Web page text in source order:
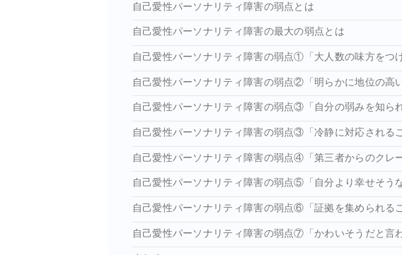
自己愛性パーソナリティ障害の弱点とは
自己愛性パーソナリティ障害の最大の弱点とは
自己愛性パーソナリティ障害の弱点①「大人数の味方をつ
自己愛性パーソナリティ障害の弱点②「明らかに地位の高
自己愛性パーソナリティ障害の弱点③「自分の弱みを知ら
自己愛性パーソナリティ障害の弱点③「冷静に対応される
自己愛性パーソナリティ障害の弱点④「第三者からのクレ
自己愛性パーソナリティ障害の弱点⑤「自分より幸せそう
自己愛性パーソナリティ障害の弱点⑥「証拠を集められる
自己愛性パーソナリティ障害の弱点⑦「かわいそうだと言